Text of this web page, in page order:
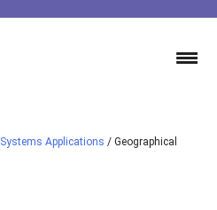
Applications / Geographical